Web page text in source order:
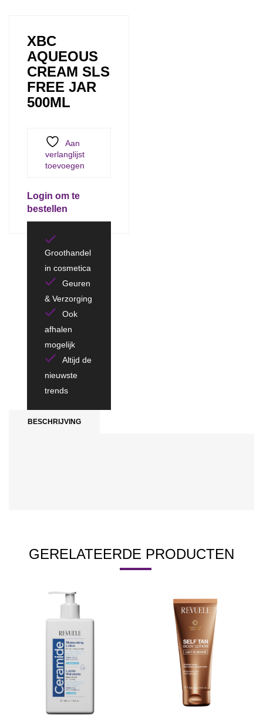
XBC
AQUEOUS
CREAM SLS
FREE JAR
500ML
Aan
verlanglijst
toevoegen
Login om te
bestellen
Groothandel
in cosmetica
Geuren
& Verzorging
Ook
afhalen
mogelijk
Altijd de
nieuwste
trends
BESCHRIJVING
GERELATEERDE PRODUCTEN